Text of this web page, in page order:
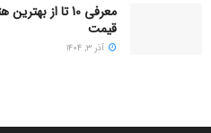
معرفی 10 تا از
قیمت
آذر ۳, ۱۴۰۴